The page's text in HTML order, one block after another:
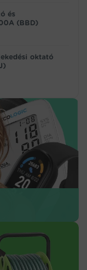
és
(BBD)
oktató